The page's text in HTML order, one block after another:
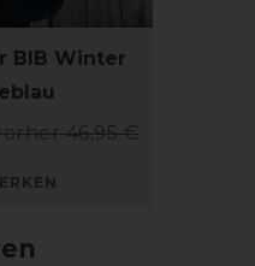
BIB Winter
46,95 €